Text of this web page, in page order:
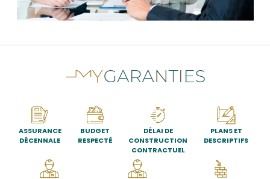
ASSURANCE
DÉCENNALE
BUDGET
RESPECTÉ
DÉLAI DE
CONSTRUCTION
CONTRACTUEL
PLANS ET
DESCRIPTIFS